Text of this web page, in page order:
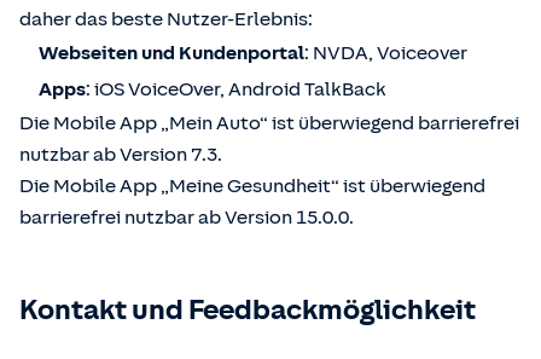
daher das beste Nutzer-Erlebnis:
Webseiten und Kundenportal: NVDA, Voiceover
Apps: iOS VoiceOver, Android TalkBack
Die Mobile App „Mein Auto“ ist überwiegend barrierefrei
nutzbar ab Version 7.3.
Die Mobile App „Meine Gesundheit“ ist überwiegend
barrierefrei nutzbar ab Version 15.0.0.
Kontakt und Feedbackmöglichkeit